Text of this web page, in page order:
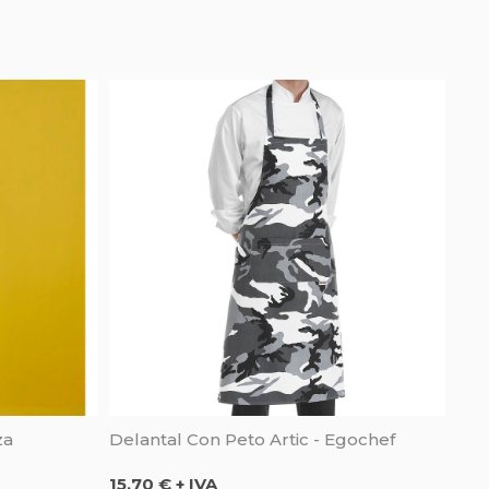
Delantal Con Peto Artic - Egochef
Precio
15,70 € + IVA